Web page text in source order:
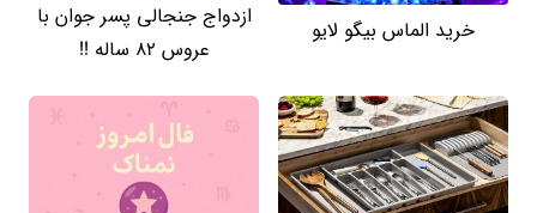
خرید الماس بیگو لایو
ازدواج جنجالی پسر جوان با
عروس 82 ساله !!